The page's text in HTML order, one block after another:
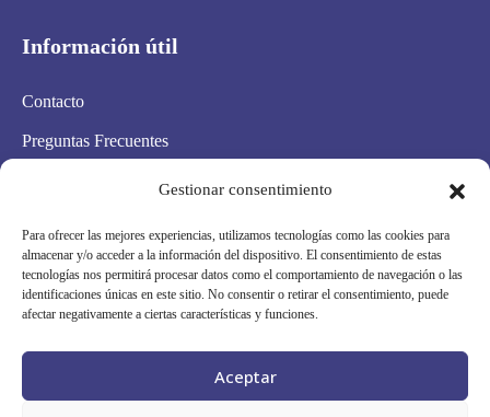
Gestionar consentimiento
Para ofrecer las mejores experiencias, utilizamos tecnologías como las cookies para
almacenar y/o acceder a la información del dispositivo. El consentimiento de estas
tecnologías nos permitirá procesar datos como el comportamiento de navegación o las
identificaciones únicas en este sitio. No consentir o retirar el consentimiento, puede
afectar negativamente a ciertas características y funciones.
Aceptar
Información útil
Contacto
Preguntas Frecuentes
Política de cookies
Condiciones Generales
Síguenos en redes